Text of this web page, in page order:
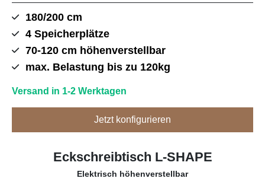
180/200 cm
4 Speicherplätze
70-120 cm höhenverstellbar
max. Belastung bis zu 120kg
Versand in 1-2 Werktagen
Jetzt konfigurieren
Eckschreibtisch L-SHAPE
Elektrisch höhenverstellbar